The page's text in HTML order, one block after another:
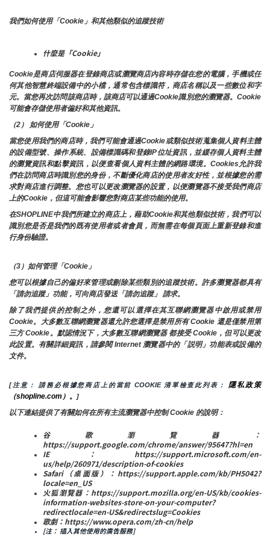
我們如何使用「Cookie」和其他類似的追蹤技術
什麼是「Cookie」
Cookie是商店伺服器在登錄商店或瀏覽商店內容時存儲在您的電腦，手機或任
何其他智慧終端設備中的小檔，通常包含標識符，商店名稱以及一些數位和字
元。當您再次訪問該商店時，該商店可以通過Cookie識別您的瀏覽器。Cookie
可能會存儲使用者偏好和其他資訊。
（2） 如何使用「Cookie」
當您使用我們的商店時，我們可能會通過Cookie或類似技術蒐集個人資料主體
的設備型號、操作系統、設備標識碼和登錄IP位址資訊，並緩存個人資料主體
的瀏覽資訊和點擊資訊，以便查看個人資料主體的網路環境。Cookies允許我
們在訪問商店時識別您的身份，不斷優化商店的使用者友好性，並根據您的需
求對商店進行調整。您也可以更改瀏覽器的設置，以便瀏覽器不接受我們商店
上的Cookie，但這可能會影響您對商店某些功能的使用。
在SHOPLINE中我們所建立的商店上，藉助Cookie和其他類似技術，我們可以
識別您是否是我們的既有使用者或者會員，而無需在每個頁面上重新登錄和進
行身份驗證。
（3）如何管理「Cookie」
您可以根據自己的偏好來管理或刪除某些類別的追蹤技術。許多瀏覽器都具有
「請勿追蹤」功能，可向商店發送「請勿追蹤」 請求。
除了我們提供的控制之外，您還可以選擇在其互聯網瀏覽器中啟用或禁用
Cookie。大多數互聯網瀏覽器還允許您選擇是禁用所有 Cookie 還是僅禁用第
三方 Cookie。默認情況下，大多數互聯網瀏覽器 都接受 Cookie，但可以更改
此設置。有關詳細資訊，請參閱 Internet 瀏覽器中的「説明」功能表或設備的
文件。
[注意： 請務必根據您商店上的當前 COOKIE 清單檢查此列表： 隱私政策
（shopline.com）。
]
以下連結提供了有關如何在所有主流瀏覽器中控制 Cookie 的說明：
谷歌瀏覽器：
https://support.google.com/chrome/answer/95647?hl=en
IE：https://support.microsoft.com/en-
us/help/260971/description-of-cookies
Safari（桌面版）：https://support.apple.com/kb/PH5042?
locale=en_US
火狐瀏覽器：https://support.mozilla.org/en-US/kb/cookies-
information-websites-store-on-your-computer?
redirectlocale=en-US&redirectslug=Cookies
歌劇：https://www.opera.com/zh-cn/help
[注： 插入其他使用的廣告服務]